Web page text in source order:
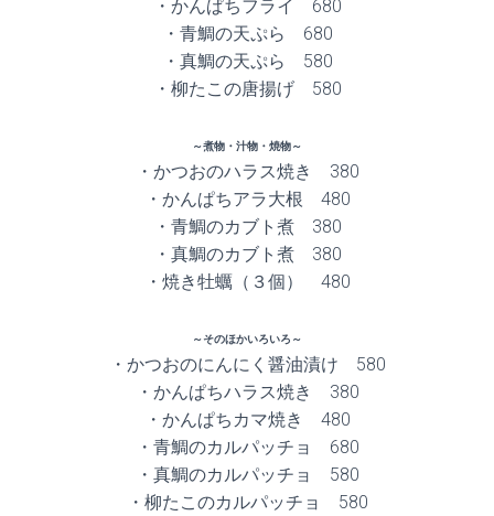
・かんぱちフライ 680
・青鯛の天ぷら 680
・真鯛の天ぷら 580
・柳たこの唐揚げ 580
～煮物・汁物・焼物～
・かつおのハラス焼き 380
・かんぱちアラ大根 480
・青鯛のカブト煮 380
・真鯛のカブト煮 380
・焼き牡蠣（３個） 480
～そのほかいろいろ～
・かつおのにんにく醤油漬け 580
・かんぱちハラス焼き 380
・かんぱちカマ焼き 480
・青鯛のカルパッチョ 680
・真鯛のカルパッチョ 580
・柳たこのカルパッチョ 580